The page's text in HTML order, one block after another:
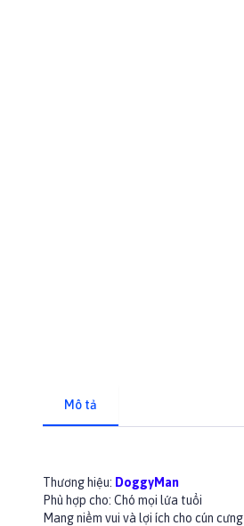
Mô tả
Thương hiệu: DoggyMan
Phù hợp cho: Chó mọi lứa tuổi
Mang niềm vui và lợi ích cho cún cưng